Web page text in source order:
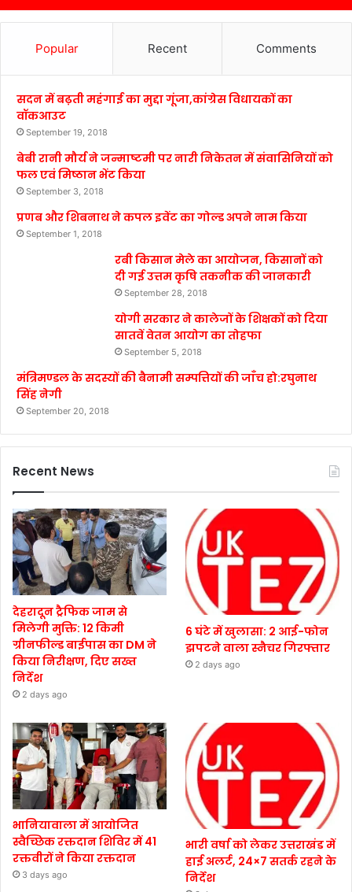
Popular Recent Comments
सदन में बढ़ती महंगाई का मुद्दा गूंजा,कांग्रेस विधायकों का
वॉकआउट
September 19, 2018
बेबी रानी मौर्य ने जन्माष्टमी पर नारी निकेतन में संवासिनियों को
फल एवं मिष्ठान भेंट किया
September 3, 2018
प्रणब और शिबनाथ ने कपल इवेंट का गोल्ड अपने नाम किया
September 1, 2018
रबी किसान मेले का आयोजन, किसानों को
दी गई उत्तम कृषि तकनीक की जानकारी
September 28, 2018
योगी सरकार ने कालेजों के शिक्षकों को दिया
सातवें वेतन आयोग का तोहफा
September 5, 2018
मंत्रिमण्डल के सदस्यों की बैनामी सम्पत्तियों की जाँच हो:रघुनाथ
सिंह नेगी
September 20, 2018
Recent News
देहरादून ट्रैफिक जाम से
मिलेगी मुक्ति: 12 किमी
ग्रीनफील्ड बाईपास का DM ने
किया निरीक्षण, दिए सख्त
निर्देश
2 days ago
6 घंटे में खुलासा: 2 आई-फोन
झपटने वाला स्नैचर गिरफ्तार
2 days ago
भानियावाला में आयोजित
स्वैच्छिक रक्तदान शिविर में 41
रक्तवीरों ने किया रक्तदान
3 days ago
भारी वर्षा को लेकर उत्तराखंड में
हाई अलर्ट, 24×7 सतर्क रहने के
निर्देश